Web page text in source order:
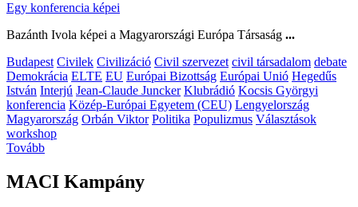
Egy konferencia képei
Bazánth Ivola képei a Magyarországi Európa Társaság ...
Budapest Civilek Civilizáció Civil szervezet civil társadalom debate
Demokrácia ELTE EU Európai Bizottság Európai Unió Hegedűs
István Interjú Jean-Claude Juncker Klubrádió Kocsis Györgyi
konferencia Közép-Európai Egyetem (CEU) Lengyelország
Magyarország Orbán Viktor Politika Populizmus Választások
workshop
Tovább
MACI Kampány